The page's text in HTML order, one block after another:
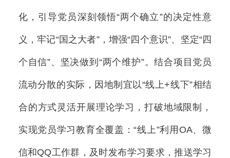
化，引导党员深刻领悟“两个确立”的决定性意
义，牢记“国之大者”，增强“四个意识”、坚定“四
个自信”、坚决做到“两个维护”。结合项目党员
流动分散的实际，因地制宜以“线上+线下”相结
合的方式灵活开展理论学习，打破地域限制，
实现党员学习教育全覆盖：“线上”利用OA、微
信和QQ工作群，及时发布学习要求，推送学习